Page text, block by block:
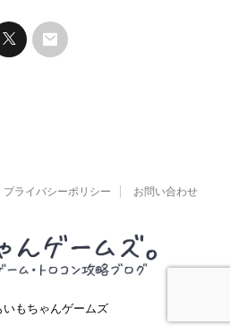
プライバシーポリシー お問い合わせ
もちゃんゲームズ